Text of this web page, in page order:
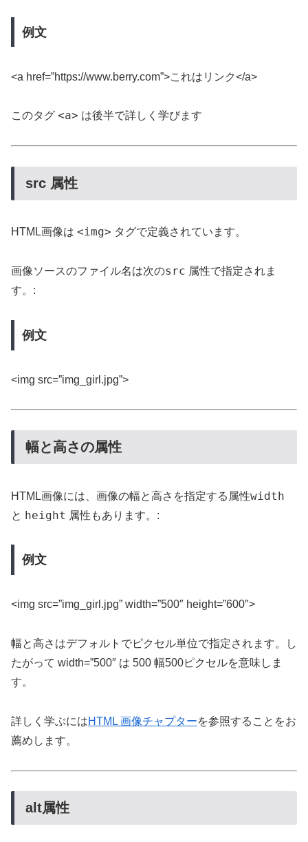
例文
<a href=”https://www.berry.com”>これはリンク</a>
このタグ <a> は後半で詳しく学びます
src 属性
HTML画像は <img> タグで定義されています。
画像ソースのファイル名は次のsrc 属性で指定されま
す。:
例文
<img src=”img_girl.jpg”>
幅と高さの属性
HTML画像には、画像の幅と高さを指定する属性width
と height 属性もあります。:
例文
<img src=”img_girl.jpg” width=”500″ height=”600″>
幅と高さはデフォルトでピクセル単位で指定されます。し
たがって width=”500″ は 500 幅500ピクセルを意味しま
す。
詳しく学ぶにはHTML 画像チャプターを参照することをお
薦めします。
alt属性